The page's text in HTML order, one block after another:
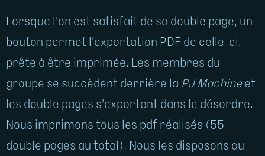
Lorsque l'on est satisfait de sa double page, un
bouton permet l'exportation PDF de celle-ci,
prête à être imprimée. Les membres du
groupe se succèdent derrière la PJ Machine et
les double pages s'exportent dans le désordre.
Nous imprimons tous les pdf réalisés (55
double pages au total). Nous les disposons au